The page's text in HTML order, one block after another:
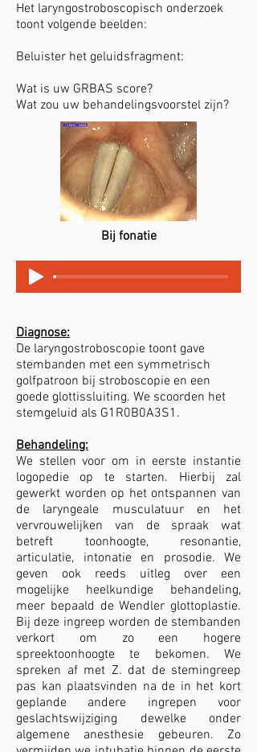
Het laryngostroboscopisch onderzoek
toont volgende beelden:​
Beluister het geluidsfragment: ​
Wat is uw GRBAS score?
Wat zou uw behandelingsvoorstel zijn?
Bij fonatie
Diagnose:
De laryngostroboscopie toont gave
stembanden met een symmetrisch
golfpatroon bij stroboscopie en een
goede glottissluiting. We scoorden het
stemgeluid als G1R0B0A3S1.
Behandeling:
We stellen voor om in eerste instantie
logopedie op te starten. Hierbij zal
gewerkt worden op het ontspannen van
de laryngeale musculatuur en het
vervrouwelijken van de spraak wat
betreft toonhoogte, resonantie,
articulatie, intonatie en prosodie. We
geven ook reeds uitleg over een
mogelijke heelkundige behandeling,
meer bepaald de Wendler glottoplastie.
Bij deze ingreep worden de stembanden
verkort om zo een hogere
spreektoonhoogte te bekomen. We
spreken af met Z. dat de stemingreep
pas kan plaatsvinden na de in het kort
geplande andere ingrepen voor
geslachtswijziging dewelke onder
algemene anesthesie gebeuren. Zo